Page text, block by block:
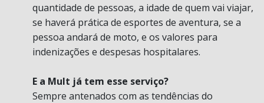
quantidade de pessoas, a idade de quem vai viajar,
se haverá prática de esportes de aventura, se a
pessoa andará de moto, e os valores para
indenizações e despesas hospitalares.
E a Mult já tem esse serviço?
Sempre antenados com as tendências do